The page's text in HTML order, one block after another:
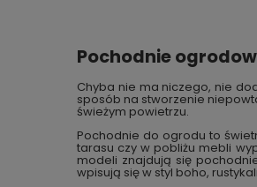
Pochodnie
Chyba nie ma niczego, nie
sposób na stworzenie
świeżym powietrzu.
Pochodnie do ogrodu to
tarasu czy w pobliżu mebli
modeli znajdują się
wpisują się w styl boho,